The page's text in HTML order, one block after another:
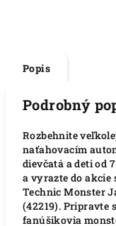
Popis
Podrobný
Rozbehnite
naťahovacím
dievčatá a deti od
a vyrazte do
Technic Monster
(42219). Pripravte
fanúšikovia